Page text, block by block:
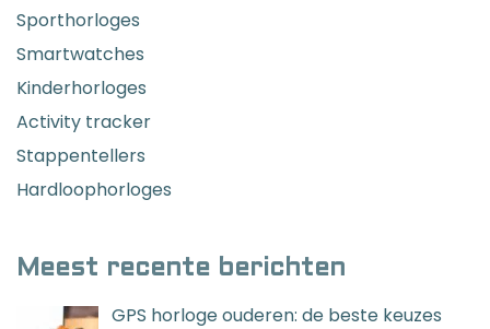
Sporthorloges
Smartwatches
Kinderhorloges
Activity tracker
Stappentellers
Hardloophorloges
Meest recente berichten
GPS horloge ouderen: de beste keuzes